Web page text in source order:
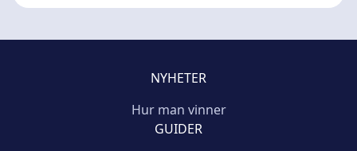
NYHETER
Hur man vinner
GUIDER